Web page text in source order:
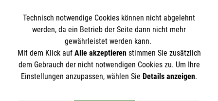
Bank: Pax-Bank eG
IBAN: DE54 3706 0120 1201 2185 23
BIC: GENODED1PA7
So finden Sie uns
Further Straße 10
93059 Regensburg
Der Malteser Hilfsdienst e.V. ist als eingetragene
Technisch notwendige Cookies können nicht abgelehnt
werden, da ein Betrieb der Seite dann nicht mehr
gewährleistet werden kann.
Mit dem Klick auf Alle akzeptierenstimmen Sie zusätzlich
dem Gebrauch der nicht notwendigen Cookies zu. Um Ihre
Einstellungen anzupassen, wählen Sie Details anzeigen.